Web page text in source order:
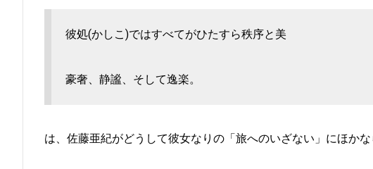
彼処(かしこ)ではすべてがひたすら秩序と美
豪奢、静謐、そして逸楽。
は、佐藤亜紀がどうして彼女なりの「旅へのいざない」にほか